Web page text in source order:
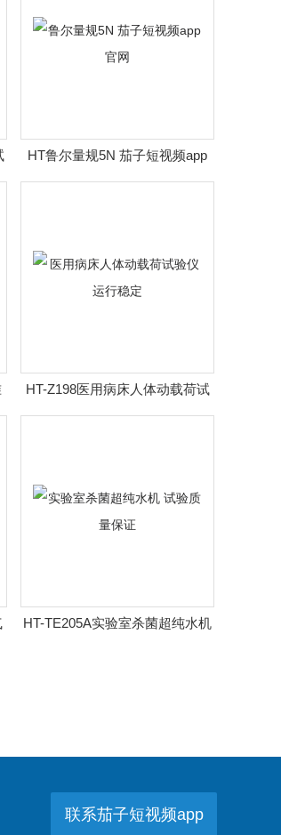
HT鲁尔量规5N 茄子短视频app
官网
HT-Z198医用病床人体动载荷试
验仪 运行稳定
HT-TE205A实验室杀菌超纯水机
联系茄子短视频app